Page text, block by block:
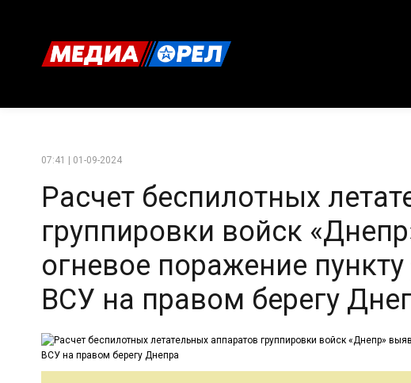
07:41 | 01-09-2024
Расчет беспилотных
группировки войск
огневое поражение
ВСУ на правом берегу